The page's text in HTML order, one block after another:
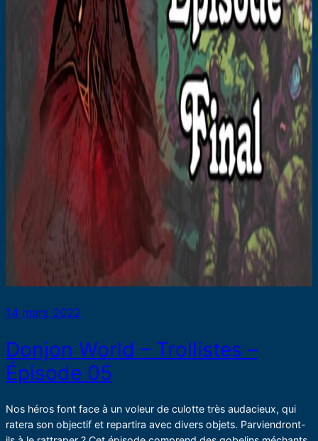
14 mars 2022
Donjon World – Trollistes –
Épisode 05
Nos héros font face à un voleur de culotte très audacieux, qui
ratera son objectif et repartira avec divers objets. Parviendront-